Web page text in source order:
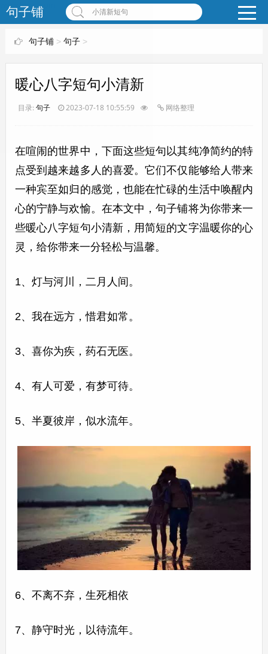
www.bjuzi.com
句子铺 小清新短句
句子铺> 句子>
暖心八字短句小清新
目录: 句子 2023-07-18 10:55:59 网络整理
在喧闹的世界中，下面这些短句以其纯净简约的特
点受到越来越多人的喜爱。它们不仅能够给人带来
一种宾至如归的感觉，也能在忙碌的生活中唤醒内
心的宁静与欢愉。在本文中，句子铺将为你带来一
些暖心八字短句小清新，用简短的文字温暖你的心
灵，给你带来一分轻松与温馨。
1、灯与河川，二月人间。
2、我在远方，惜君如常。
3、喜你为疾，药石无医。
4、有人可爱，有梦可待。
5、半夏彼岸，似水流年。
6、不离不弃，生死相依
7、静守时光，以待流年。